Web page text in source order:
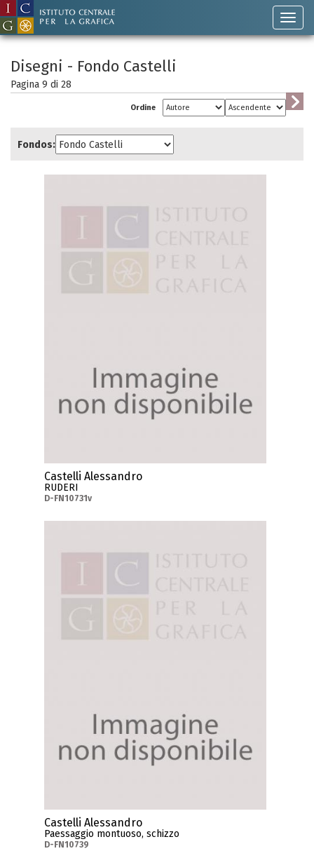
Disegni - Fondo Castelli
Pagina 9 di 28
Ordine
Fondos:
Castelli Alessandro
RUDERI
D-FN10731v
Castelli Alessandro
Paessaggio montuoso, schizzo
D-FN10739